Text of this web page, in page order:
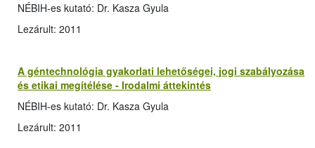
NÉBIH-es kutató: Dr. Kasza Gyula
Lezárult: 2011
A géntechnológia gyakorlati lehetőségei, jogi szabályozása
és etikai megítélése - Irodalmi áttekintés
NÉBIH-es kutató: Dr. Kasza Gyula
Lezárult: 2011